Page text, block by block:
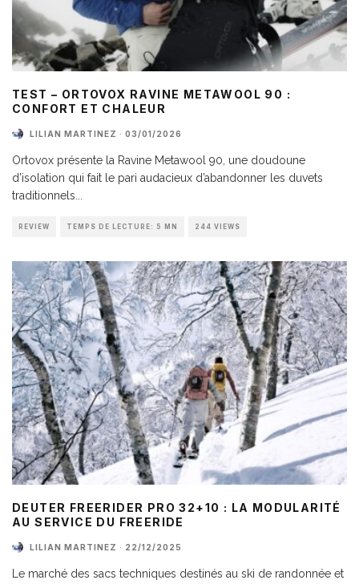
TEST – ORTOVOX RAVINE METAWOOL 90 :
CONFORT ET CHALEUR
LILIAN MARTINEZ · 03/01/2026
Ortovox présente la Ravine Metawool 90, une doudoune
d’isolation qui fait le pari audacieux d’abandonner les duvets
traditionnels...
REVIEW TEMPS DE LECTURE: 5 MN 244 VIEWS
DEUTER FREERIDER PRO 32+10 : LA MODULARITÉ
AU SERVICE DU FREERIDE
LILIAN MARTINEZ · 22/12/2025
Le marché des sacs techniques destinés au ski de randonnée et